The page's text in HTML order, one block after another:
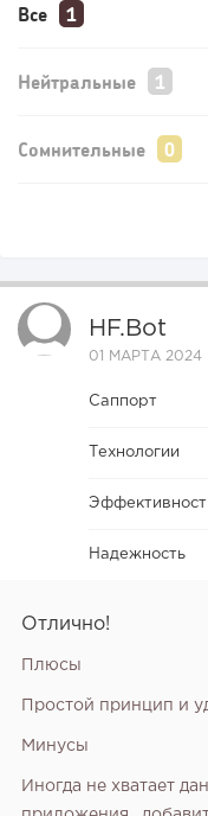
Все
Нейтральные
Сомнительные
HF.bot
01 МАРТА 2024
Саппорт
Технологии
Надежность
Отлично!
Плюсы
Простой принцип и
Минусы
Иногда не хватает